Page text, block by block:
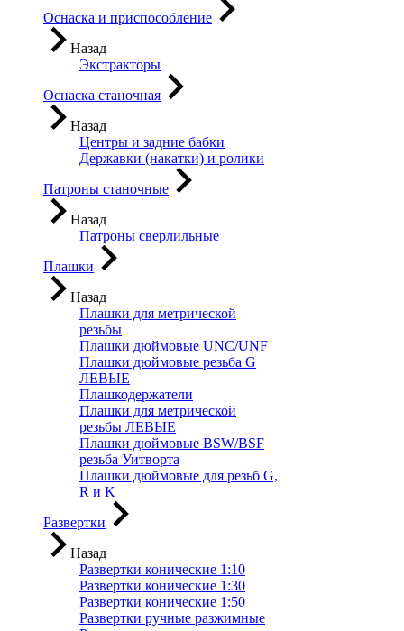
Оснаска и приспособление
Назад
Экстракторы
Оснаска станочная
Назад
Центры и задние бабки
Державки (накатки) и ролики
Патроны станочные
Назад
Патроны сверлильные
Плашки
Назад
Плашки для метрической
резьбы
Плашки дюймовые UNC/UNF
Плашки дюймовые резьба G
ЛЕВЫЕ
Плашкодержатели
Плашки для метрической
резьбы ЛЕВЫЕ
Плашки дюймовые BSW/BSF
резьба Уитворта
Плашки дюймовые для резьб G,
R и K
Развертки
Назад
Развертки конические 1:10
Развертки конические 1:30
Развертки конические 1:50
Развертки ручные разжимные